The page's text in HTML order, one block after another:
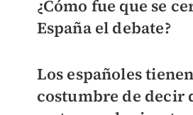
¿Cómo fue que se
España el debate?
Los españoles
costumbre de decir